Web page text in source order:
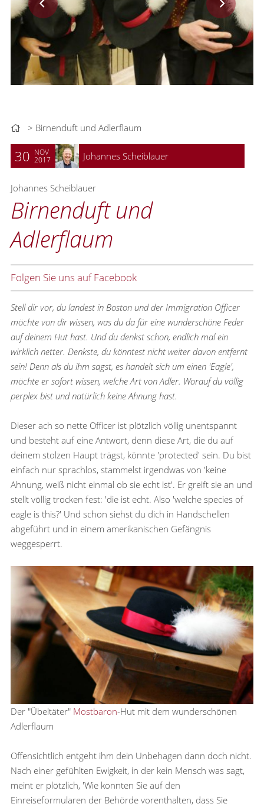
Birnenduft und Adlerflaum
30 NOV
2017
Johannes Scheiblauer
Johannes Scheiblauer
Birnenduft und
Adlerflaum
Folgen Sie uns auf Facebook
Stell dir vor, du landest in Boston und der Immigration Officer
möchte von dir wissen, was du da für eine wunderschöne Feder
auf deinem Hut hast. Und du denkst schon, endlich mal ein
wirklich netter. Denkste, du könntest nicht weiter davon entfernt
sein! Denn als du ihm sagst, es handelt sich um einen 'Eagle',
möchte er sofort wissen, welche Art von Adler. Worauf du völlig
perplex bist und natürlich keine Ahnung hast.
Dieser ach so nette Officer ist plötzlich völlig unentspannt
und besteht auf eine Antwort, denn diese Art, die du auf
deinem stolzen Haupt trägst, könnte 'protected' sein. Du bist
einfach nur sprachlos, stammelst irgendwas von 'keine
Ahnung, weiß nicht einmal ob sie echt ist'. Er greift sie an und
stellt völlig trocken fest: 'die ist echt. Also 'welche species of
eagle is this?' Und schon siehst du dich in Handschellen
abgeführt und in einem amerikanischen Gefängnis
weggesperrt.
Der "Übeltäter" Mostbaron-Hut mit dem wunderschönen
Adlerflaum
Offensichtlich entgeht ihm dein Unbehagen dann doch nicht.
Nach einer gefühlten Ewigkeit, in der kein Mensch was sagt,
meint er plötzlich, 'Wie konnten Sie auf den
Einreiseformularen der Behörde vorenthalten, dass Sie